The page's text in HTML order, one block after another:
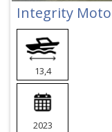
13,4
2023